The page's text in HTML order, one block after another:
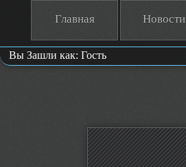
Главная Новости
Вы Зашли как: Гость